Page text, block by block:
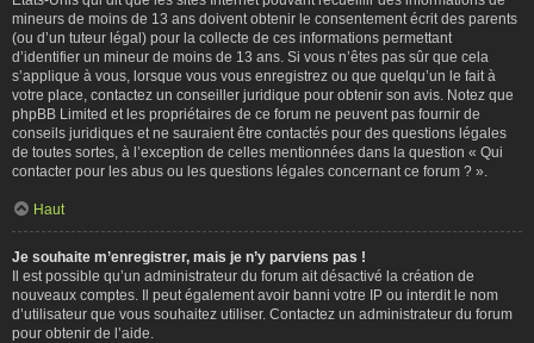
mineurs de moins de 13 ans doivent obtenir le consentement écrit des parents
(ou d’un tuteur légal) pour la collecte de ces informations permettant
d’identifier un mineur de moins de 13 ans. Si vous n’êtes pas sûr que cela
s’applique à vous, lorsque vous vous enregistrez ou que quelqu’un le fait à
votre place, contactez un conseiller juridique pour obtenir son avis. Notez que
phpBB Limited et les propriétaires de ce forum ne peuvent pas fournir de
conseils juridiques et ne sauraient être contactés pour des questions légales
de toutes sortes, à l’exception de celles mentionnées dans la question « Qui
contacter pour les abus ou les questions légales concernant ce forum ? ».
Haut
Je souhaite m’enregistrer, mais je n’y parviens pas !
Il est possible qu’un administrateur du forum ait désactivé la création de
nouveaux comptes. Il peut également avoir banni votre IP ou interdit le nom
d’utilisateur que vous souhaitez utiliser. Contactez un administrateur du forum
pour obtenir de l’aide.